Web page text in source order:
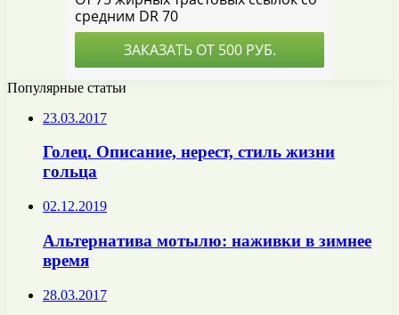
Популярные статьи
23.03.2017
Голец. Описание, нерест, стиль жизни
гольца
02.12.2019
Альтернатива мотылю: наживки в зимнее
время
28.03.2017